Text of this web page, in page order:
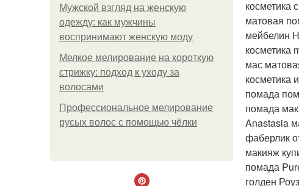
Мужской взгляд на женскую
одежду: как мужчины
воспринимают женскую моду
Мелкое мелирование на короткую
стрижку: подход к уходу за
волосами
Профессиональное мелирование
русых волос с помощью чёлки
косметика
матовая
мейбелин
косметика
мас
косметика
помада
помада
Anastasia
фаберлик
макияж
помада
голден